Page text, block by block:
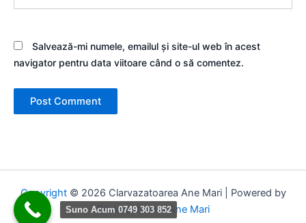
Salvează-mi numele, emailul și site-ul web în acest
navigator pentru data viitoare când o să comentez.
Copyright© 2026 Clarvazatoarea Ane Mari | Powered by
Clarvazatoarea Ane Mari
Suno Acum 0749 303 852